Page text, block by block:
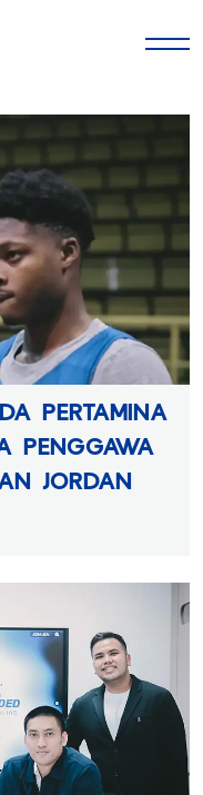
PERTAMINA
PENGGAWA
JORDAN